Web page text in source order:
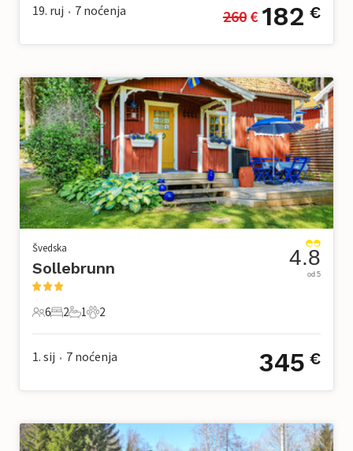
19. ruj • 7 noćenja 260 € 182 €
Švedska
Sollebrunn
6 Gosti
6
2 Spavaće sobe
2
1 Kupaonica
1
2 Kućni ljubimac
2
4.8
od 5
1. sij • 7 noćenja 345 €